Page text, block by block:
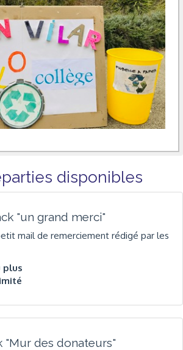
disponibles
"un grand merci"
mail de remerciement rédigé par les
plus
"Mur des donateurs"